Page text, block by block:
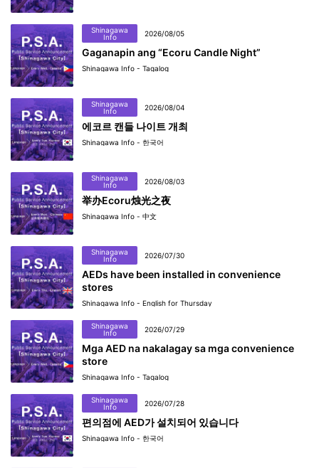
Shinagawa
Info
2026/08/05
Gaganapin ang “Ecoru Candle Night”
Shinagawa Info - Tagalog
Shinagawa
Info
2026/08/04
에코르 캔들 나이트 개최
Shinagawa Info - 한국어
Shinagawa
Info
2026/08/03
举办Ecoru烛光之夜
Shinagawa Info - 中文
Shinagawa
Info
2026/07/30
AEDs have been installed in convenience
stores
Shinagawa Info - English for Thursday
Shinagawa
Info
2026/07/29
Mga AED na nakalagay sa mga convenience
store
Shinagawa Info - Tagalog
Shinagawa
Info
2026/07/28
편의점에 AED가 설치되어 있습니다
Shinagawa Info - 한국어